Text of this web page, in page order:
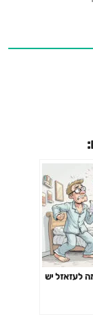
לעזאזל יש